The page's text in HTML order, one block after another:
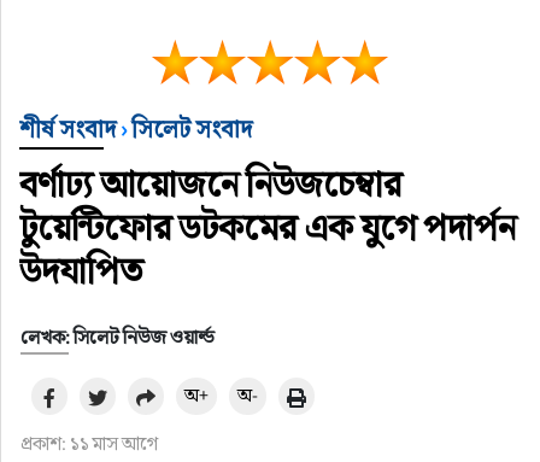
শীর্ষ সংবাদ›সিলেট সংবাদ
বর্ণাঢ্য আয়োজনে নিউজচেম্বার
টুয়েন্টিফোর ডটকমের এক যুগে পদার্পন
উদযাপিত
লেখক: সিলেট নিউজ ওয়ার্ল্ড
প্রকাশ: ১১ মাস আগে
অ+ অ-